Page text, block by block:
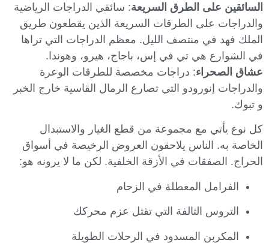
السائقين على الطرق السريعة: سائقي الدراجات الرياضية
والدراجات على الطرقات السريعة الذين يقطعون طريق
الملك فهد في منتصف الليل. معظم الدراجات التي تراها
في الشوارع هي تي في إس، باجاج، هيرو، وهوندا.
عشاق الصحراء: دراجات مخصصة للطرقات الوعرة
والدراجات إنورودو التي تصارع الرمال القاسية خارج الخبر
و تبوك.
كل نوع يأتي مع مجموعة من قطع الغيار والاستبدال
الخاصة به. الناس يلاحقون العروض الرخيصة في أسواق
الحراج. الصفقات في الأزقة الخلفية. لكن ما لا يرونه هو:
الفرامل المعطلة في الزحام
التروس التالفة التي تقتل عزم محركك
المكربن المسدود في الرحلات الطويلة